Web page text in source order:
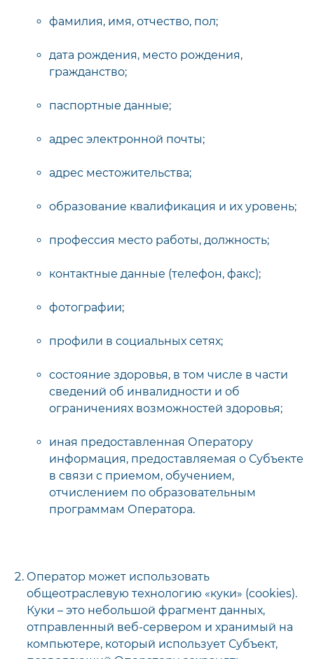
фамилия, имя, отчество, пол;
дата рождения, место рождения,
гражданство;
паспортные данные;
адрес электронной почты;
адрес местожительства;
образование квалификация и их уровень;
профессия место работы, должность;
контактные данные (телефон, факс);
фотографии;
профили в социальных сетях;
состояние здоровья, в том числе в части
сведений об инвалидности и об
ограничениях возможностей здоровья;
иная предоставленная Оператору
информация, предоставляемая о Субъекте
в связи с приемом, обучением,
отчислением по образовательным
программам Оператора.
Оператор может использовать
общеотраслевую технологию «куки» (cookies).
Куки – это небольшой фрагмент данных,
отправленный веб-сервером и хранимый на
компьютере, который использует Субъект,